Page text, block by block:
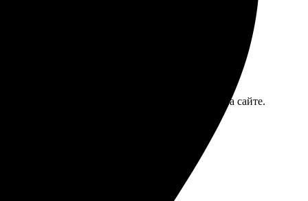
размер и оформляешь. Удобный интерфейс на сайте.
Позже закажу еще несколько сувениров.